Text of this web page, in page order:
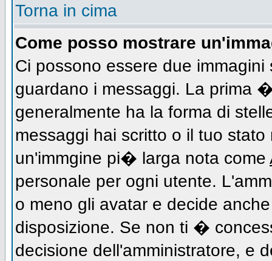
Torna in cima
Come posso mostrare
Ci possono essere due
guardano i messaggi. La prima
generalmente ha la forma di
messaggi hai scritto o il tuo
un'immgine pi� larga nota come
personale per ogni utente.
o meno gli avatar e decide
disposizione. Se non ti �
decisione dell'amministratore, e